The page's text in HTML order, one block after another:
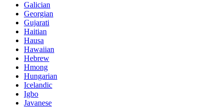
Galician
Georgian
Gujarati
Haitian
Hausa
Hawaiian
Hebrew
Hmong
Hungarian
Icelandic
Igbo
Javanese